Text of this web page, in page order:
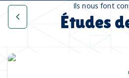
Ils nous font
Études
Une collection complète